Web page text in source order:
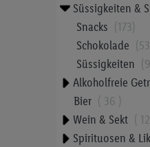
Süssigkeiten &
Snacks
173
Schokolade
53
Süssigkeiten
Alkoholfreie
Bier
36
Wein & Sekt
Spirituosen &